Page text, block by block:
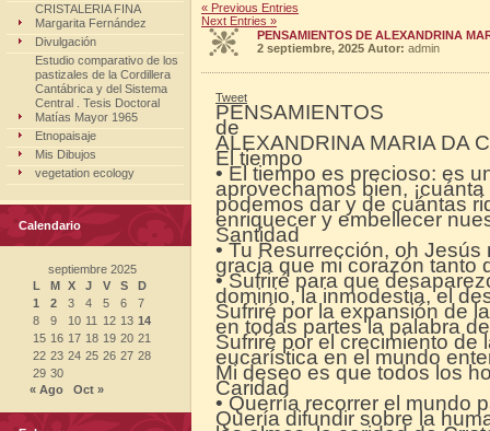
CRISTALERIA FINA
Margarita Fernández
Divulgación
Estudio comparativo de los
pastizales de la Cordillera
Cantábrica y del Sistema
Central . Tesis Doctoral
Matías Mayor 1965
Etnopaisaje
Mis Dibujos
vegetation ecology
Calendario
septiembre 2025
L
M X J V S
D
1
2 3 4 5 6
7
8
9 10 11 12 13 14
15 16 17 18 19 20 21
22 23 24 25 26 27 28
29 30
« Ago
Oct »
« Previous Entries
Next Entries »
PENSAMIENTOS DE ALEXANDRINA
2 septiembre, 2025 Autor: admin
Tweet
PENSAMIENTOS
de
ALEXANDRINA MARIA DA
El tiempo
• El tiempo es precioso: es
aprovechamos bien,
podemos dar y de cuántas
enriquecer y embellecer
Santidad
• Tu Resurrección, oh
gracia que mi corazón tanto
• Sufriré para que
dominio, la inmodestia, el
Sufriré por la expansión de
en todas partes la palabra
Sufriré por el crecimiento de
eucarística en el mundo
Mi deseo es que todos los
Caridad
• Querría recorrer el mundo
Quería difundir sobre la